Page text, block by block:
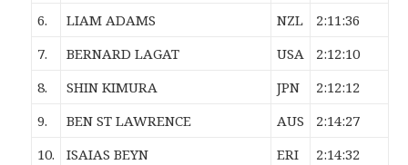
6.
LIAM ADAMS NZL
2:11:36
7.
BERNARD LAGAT USA
2:12:10
8.
SHIN KIMURA JPN
2:12:12
9.
BEN ST LAWRENCE AUS
2:14:27
10.
ISAIAS BEYN ERI
2:14:32